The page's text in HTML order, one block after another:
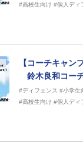
#高校生向け #個人ディ
【コーチキャ
鈴木良和コー
ディフェンスと
#ディフェンス #小学生
#高校生向け #個人ディ